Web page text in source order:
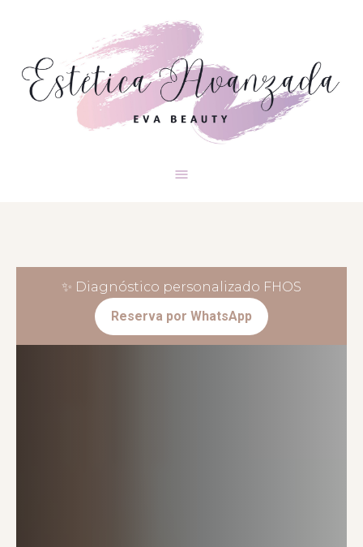
✨ Diagnóstico personalizado FHOS
Reserva por WhatsApp